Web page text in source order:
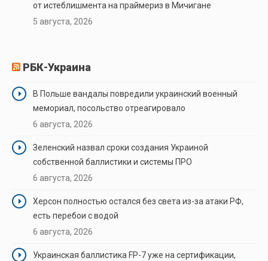
от истеблишмента на праймериз в Мичигане
5 августа, 2026
РБК-Украина
В Польше вандалы повредили украинский военный
мемориал, посольство отреагировало
6 августа, 2026
Зеленский назвал сроки создания Украиной
собственной баллистики и системы ПРО
6 августа, 2026
Херсон полностью остался без света из-за атаки РФ,
есть перебои с водой
6 августа, 2026
Украинская баллистика FP-7 уже на сертификации,